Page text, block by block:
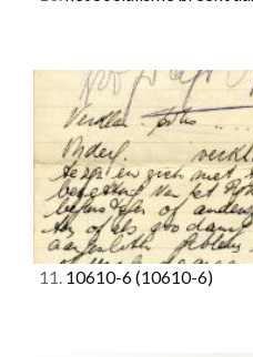
11. 10610-6(10610-6)